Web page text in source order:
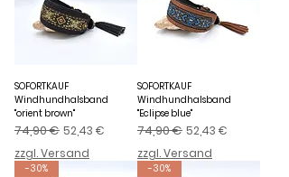
SOFORTKAUF
Windhundhalsband
"orient brown"
Standardpreis
74,90 € Sale-Preis
52,43 €
zzgl. Versand
SOFORTKAUF
Windhundhalsband
"Eclipse blue"
Standardpreis
74,90 € Sale-Preis
52,43 €
zzgl. Versand
-30% -30%